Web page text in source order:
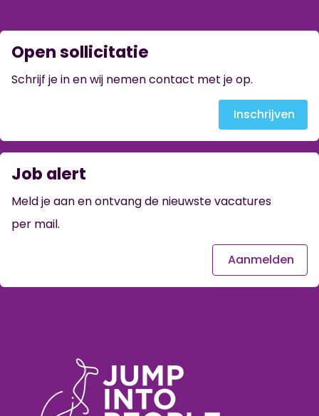
Open sollicitatie
Schrijf je in en wij nemen contact met je op.
Inschrijven
Job alert
Meld je aan en ontvang de nieuwste vacatures
per mail.
Aanmelden